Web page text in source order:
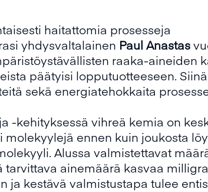
haitattomia prosesseja
yhdysvaltalainen Paul Anastas
raaka-aineiden
päätyisi lopputuotteeseen.
sekä energiatehokkaita
-kehityksessä vihreä kemia on
molekyylejä ennen kuin joukosta
Alussa valmistettavat
ainemäärä kasvaa
ja kestävä valmistustapa tulee